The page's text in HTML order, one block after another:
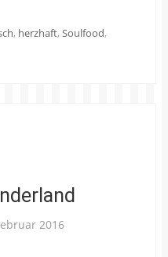
, herzhaft, Soulfood,
2016